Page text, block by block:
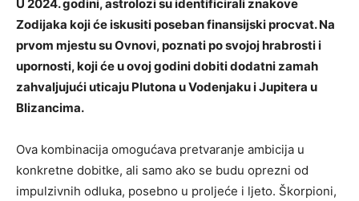
U 2024. godini, astrolozi su identificirali znakove
Zodijaka koji će iskusiti poseban finansijski procvat. Na
prvom mjestu su Ovnovi, poznati po svojoj hrabrosti i
upornosti, koji će u ovoj godini dobiti dodatni zamah
zahvaljujući uticaju Plutona u Vodenjaku i Jupitera u
Blizancima.
Ova kombinacija omogućava pretvaranje ambicija u
konkretne dobitke, ali samo ako se budu oprezni od
impulzivnih odluka, posebno u proljeće i ljeto. Škorpioni,